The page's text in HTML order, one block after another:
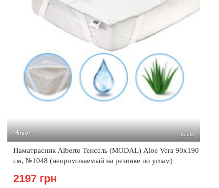
Mirson 94503
Наматрасник Alberto Тенсель (MODAL) Aloe Vera 90x190
см, №1048 (непромокаемый на резинке по углам)
2197 грн